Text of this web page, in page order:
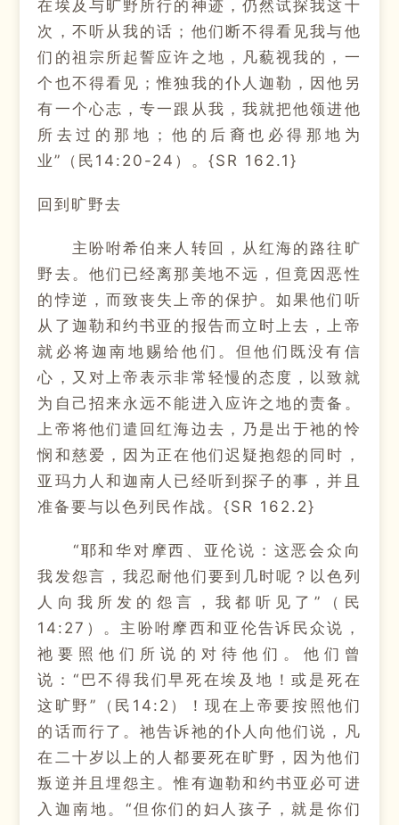
在埃及与旷野所行的神迹，仍然试探我这十
次，不听从我的话；他们断不得看见我与他
们的祖宗所起誓应许之地，凡藐视我的，一
个也不得看见；惟独我的仆人迦勒，因他另
有一个心志，专一跟从我，我就把他领进他
所去过的那地；他的后裔也必得那地为
业”（民14:20-24）。{SR 162.1}
回到旷野去
主吩咐希伯来人转回，从红海的路往旷
野去。他们已经离那美地不远，但竟因恶性
的悖逆，而致丧失上帝的保护。如果他们听
从了迦勒和约书亚的报告而立时上去，上帝
就必将迦南地赐给他们。但他们既没有信
心，又对上帝表示非常轻慢的态度，以致就
为自己招来永远不能进入应许之地的责备。
上帝将他们遣回红海边去，乃是出于祂的怜
悯和慈爱，因为正在他们迟疑抱怨的同时，
亚玛力人和迦南人已经听到探子的事，并且
准备要与以色列民作战。{SR 162.2}
“耶和华对摩西、亚伦说：这恶会众向
我发怨言，我忍耐他们要到几时呢？以色列
人向我所发的怨言，我都听见了”（民
14:27）。主吩咐摩西和亚伦告诉民众说，
祂要照他们所说的对待他们。他们曾
说：“巴不得我们早死在埃及地！或是死在
这旷野”（民14:2）！现在上帝要按照他们
的话而行了。祂告诉祂的仆人向他们说，凡
在二十岁以上的人都要死在旷野，因为他们
叛逆并且埋怨主。惟有迦勒和约书亚必可进
入迦南地。“但你们的妇人孩子，就是你们